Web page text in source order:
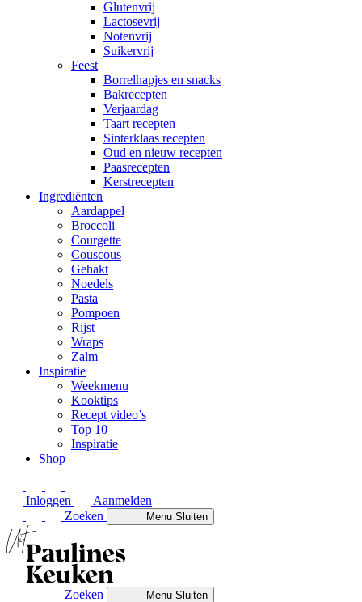
Glutenvrij
Lactosevrij
Notenvrij
Suikervrij
Feest
Borrelhapjes en snacks
Bakrecepten
Verjaardag
Taart recepten
Sinterklaas recepten
Oud en nieuw recepten
Paasrecepten
Kerstrecepten
Ingrediënten
Aardappel
Broccoli
Courgette
Couscous
Gehakt
Noedels
Pasta
Pompoen
Rijst
Wraps
Zalm
Inspiratie
Weekmenu
Kooktips
Recept video’s
Top 10
Inspiratie
Shop
Inloggen
Aanmelden
Zoeken
MenuSluiten
Zoeken MenuSluiten